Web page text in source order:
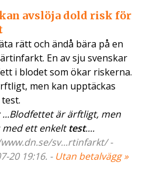
avslöja dold risk för
rätt och ändå bära på en
En av sju svenskar
i blodet som ökar riskerna.
men kan upptäckas
...Blodfettet är ärftligt, men
med ett enkelttest....
sv...rtinfarkt/ -
20 19:16. - Utan betalvägg »